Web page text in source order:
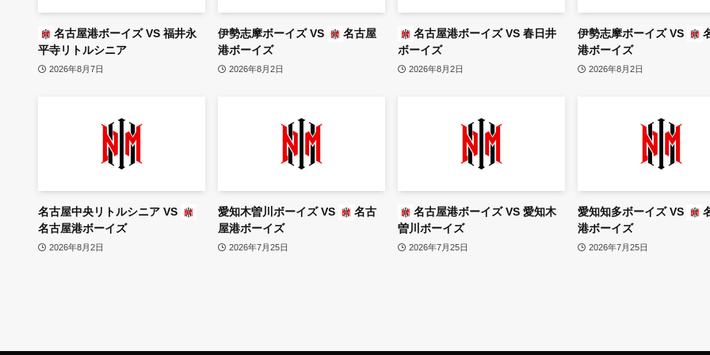
名古屋港ボーイズVS 福井永
平寺リトルシニア
2026年8月7日
伊勢志摩ボーイズVS
名古屋
港ボーイズ
2026年8月2日
名古屋港ボーイズVS 春日井
ボーイズ
2026年8月2日
伊勢志摩ボーイズVS
港ボーイズ
2026年8月2日
名古屋中央リトルシニア VS
名古屋港ボーイズ
2026年8月2日
愛知木曽川ボーイズVS
名古
屋港ボーイズ
2026年7月25日
名古屋港ボーイズVS 愛知木
曽川ボーイズ
2026年7月25日
愛知知多ボーイズVS
港ボーイズ
2026年7月25日